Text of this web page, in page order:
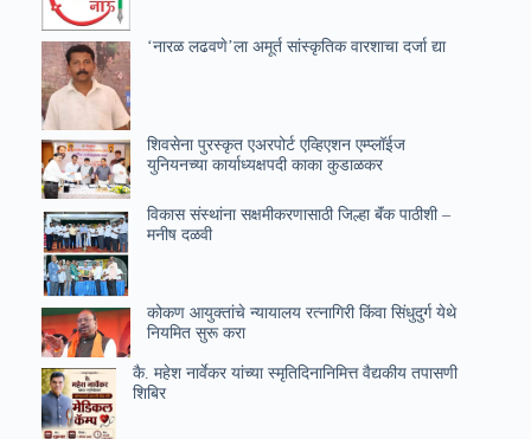
‘नारळ लढवणे’ला अमूर्त सांस्कृतिक वारशाचा दर्जा द्या
शिवसेना पुरस्कृत एअरपोर्ट एव्हिएशन एम्प्लॉईज
युनियनच्या कार्याध्यक्षपदी काका कुडाळकर
विकास संस्थांना सक्षमीकरणासाठी जिल्हा बॅंक पाठीशी –
मनीष दळवी
कोकण आयुक्तांचे न्यायालय रत्नागिरी किंवा सिंधुदुर्ग येथे
नियमित सुरू करा
कै. महेश नार्वेकर यांच्या स्मृतिदिनानिमित्त वैद्यकीय तपासणी
शिबिर